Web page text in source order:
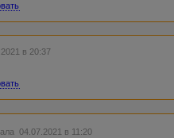
в 20:37
04.07.2021 в 11:20